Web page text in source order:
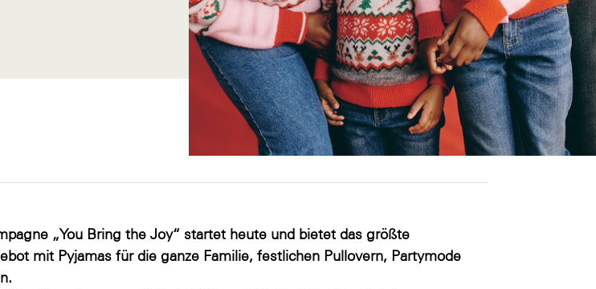
„You Bring the Joy“ startet heute und bietet das größte
mit Pyjamas für die ganze Familie, festlichen Pullovern, Partymode